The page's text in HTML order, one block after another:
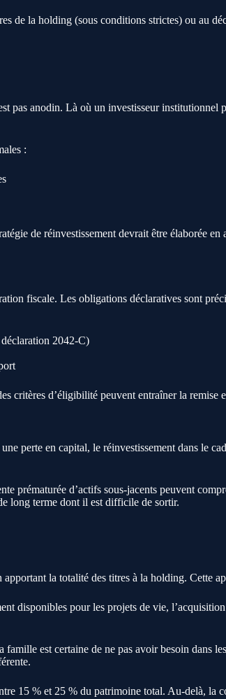
de la holding (sous conditions strictes) ou au
pas anodin. Là où un investisseur
:
de réinvestissement devrait être élaborée
fiscale. Les obligations déclaratives sont
2042-C)
critères d’éligibilité peuvent entraîner la remise
perte en capital, le réinvestissement dans le
prématurée d’actifs sous-jacents peuvent
long terme dont il est difficile de sortir.
la totalité des titres à la holding. Cette
disponibles pour les projets de vie,
est certaine de ne pas avoir besoin dans
15 % et 25 % du patrimoine total. Au-delà,